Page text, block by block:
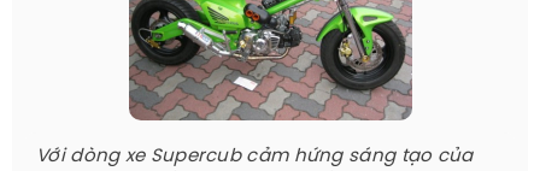
Với dòng xe Supercub cảm hứng sáng tạo của